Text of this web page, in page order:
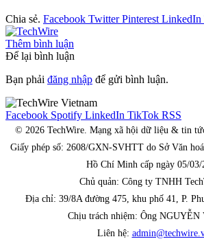
Chia sẻ. Facebook Twitter Pinterest LinkedIn
Thêm bình luận
Để lại bình luận
Bạn phải đăng nhập để gửi bình luận.
Facebook Spotify LinkedIn TikTok RSS
© 2026 TechWire. Mạng xã hội dữ liệu & tin
Giấy phép số: 2608/GXN-SVHTT do Sở Văn
Hồ Chí Minh cấp ngày 05/03/
Chủ quản: Công ty TNHH
Địa chỉ: 39/8A đường 475, khu phố 41, P.
Chịu trách nhiệm: Ông
Liên hệ: